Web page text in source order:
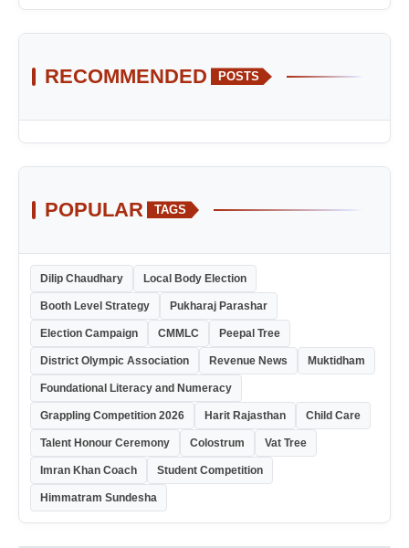
RECOMMENDED POSTS
POPULAR TAGS
Dilip Chaudhary Local Body Election
Booth Level Strategy Pukharaj Parashar
Election Campaign CMMLC Peepal Tree
District Olympic Association Revenue News Muktidham
Foundational Literacy and Numeracy
Grappling Competition 2026 Harit Rajasthan Child Care
Talent Honour Ceremony Colostrum Vat Tree
Imran Khan Coach Student Competition
Himmatram Sundesha